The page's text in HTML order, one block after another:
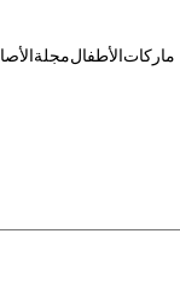
‍ ماركات الأطفالمجلة